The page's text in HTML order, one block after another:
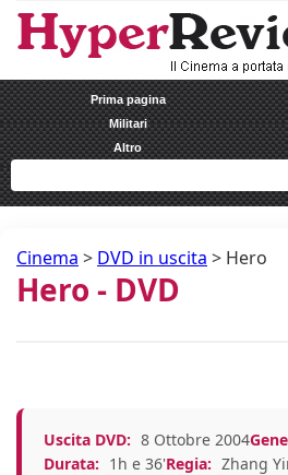
Prima pagina
Militari
Altro
Cinema > DVD in uscita > Hero
Hero - DVD
Uscita DVD: 8 Ottobre 2004
Durata: 1h e 36'Regia: Zhang